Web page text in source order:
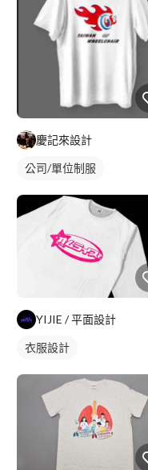
慶記來設計
公司/單位制服
YIJIE / 平面設計
衣服設計